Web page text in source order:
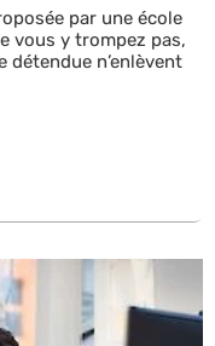
par une école
vous y trompez pas,
détendue n’enlèvent